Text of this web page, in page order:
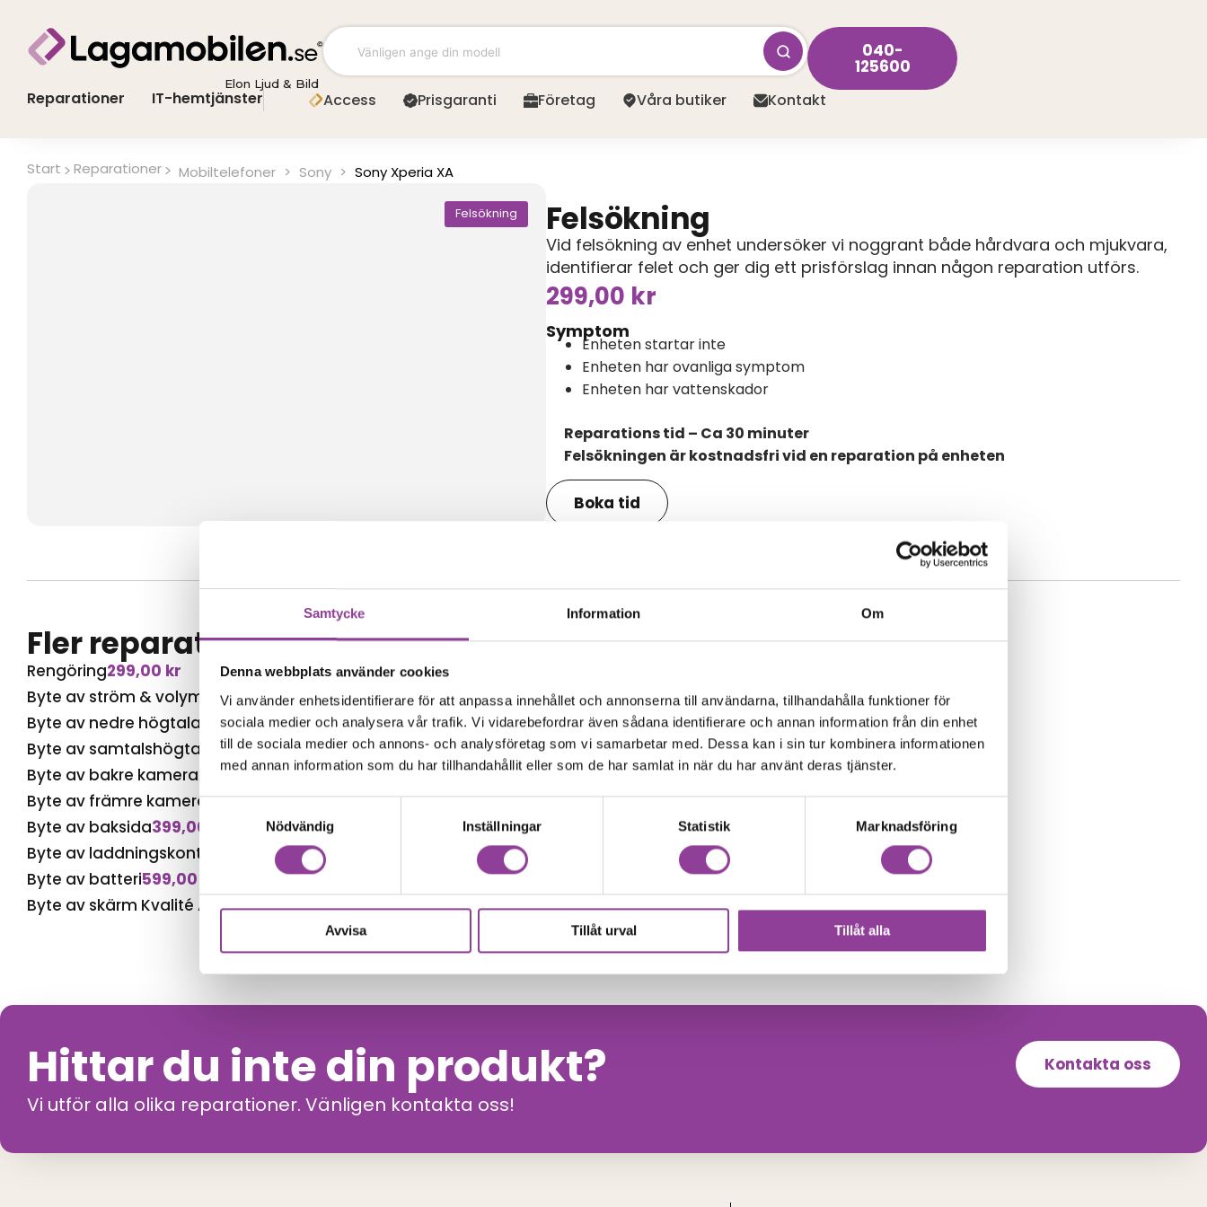
Samtycke Information Om
Denna webbplats använder cookies
Vi använder enhetsidentifierare för att anpassa innehållet och annonserna till användarna, tillhandahålla funktioner för
sociala medier och analysera vår trafik. Vi vidarebefordrar även sådana identifierare och annan information från din enhet
till de sociala medier och annons- och analysföretag som vi samarbetar med. Dessa kan i sin tur kombinera informationen
med annan information som du har tillhandahållit eller som de har samlat in när du har använt deras tjänster.
Samtyckesval
Nödvändig
Inställningar Statistik Marknadsföring
Avvisa Tillåt urval Tillåt alla
innehåll
Elon Ljud & Bild
040-
125600
Reparationer IT-hemtjänster Access Prisgaranti Företag Våra butiker Kontakt
Start Reparationer Mobiltelefoner > Sony > Sony Xperia XA
Felsökning Felsökning
Vid felsökning av enhet undersöker vi noggrant både hårdvara och mjukvara,
identifierar felet och ger dig ett prisförslag innan någon reparation utförs.
299,00 kr
Symptom
Enheten startar inte
Enheten har ovanliga symptom
Enheten har vattenskador
Reparations tid – Ca 30 minuter
Felsökningen är kostnadsfri vid en reparation på enheten
Boka tid
Fler reparationer för samma modell
Rengöring299,00 kr
Byte av ström & volym
499,00kr
Byte av nedre högtalare
499,00kr
Byte av samtalshögtalare499,00kr
Byte av bakre kamera 799,00kr
Byte av främre kamera599,00kr
Byte av baksida399,00
Byte av laddningskontakt
499,00kr
Byte av batteri599,00
Byte av skärm Kvalité A (Original Display)1 399,00kr
Hittar du inte din produkt?
Vi utför alla olika reparationer. Vänligen kontakta oss!
Kontakta oss